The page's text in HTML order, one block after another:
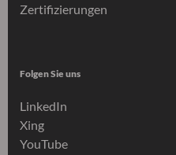
Zertifizierungen
Folgen Sie uns
LinkedIn
Xing
YouTube